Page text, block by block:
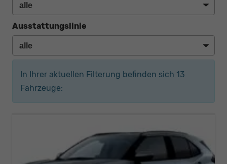
Ausstattungslinie
In Ihrer aktuellen Filterung befinden sich 13
Fahrzeuge: